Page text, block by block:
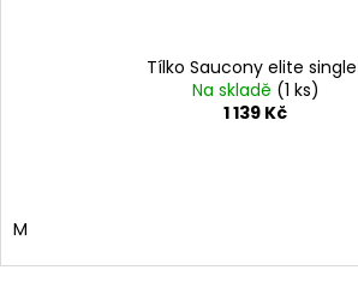
Tílko Saucony elite
Na skladě (1 ks)
1 139 Kč
M